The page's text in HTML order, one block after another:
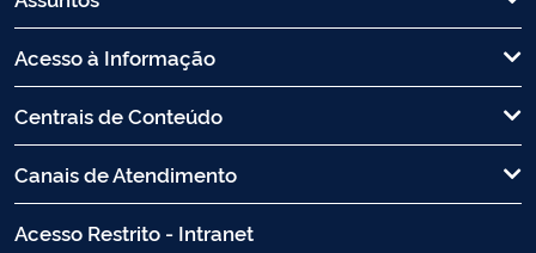
Acesso à Informação
Centrais de Conteúdo
Canais de Atendimento
Acesso Restrito - Intranet